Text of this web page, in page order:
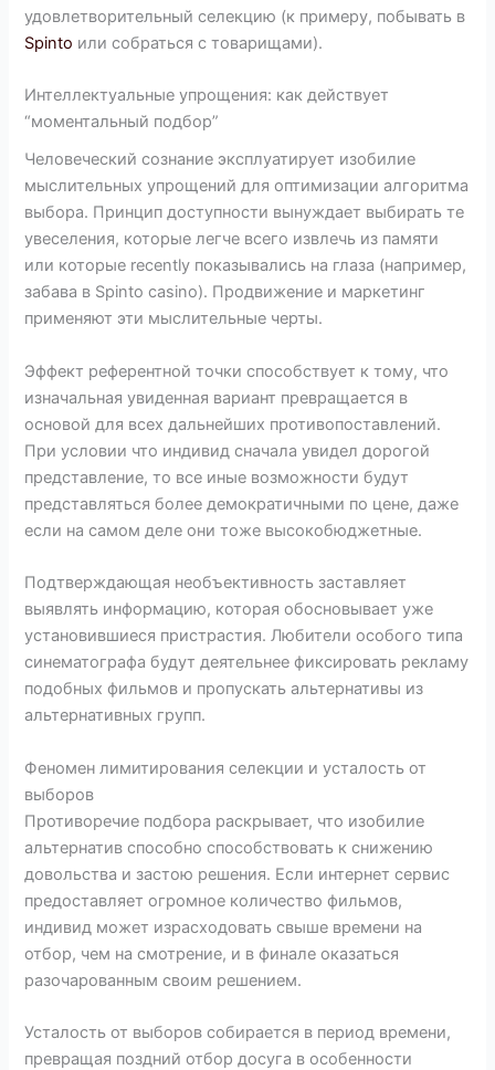
удовлетворительный селекцию (к примеру, побывать в
Spinto или собраться с товарищами).
Интеллектуальные упрощения: как действует
“моментальный подбор”
Человеческий сознание эксплуатирует изобилие
мыслительных упрощений для оптимизации алгоритма
выбора. Принцип доступности вынуждает выбирать те
увеселения, которые легче всего извлечь из памяти
или которые recently показывались на глаза (например,
забава в Spinto casino). Продвижение и маркетинг
применяют эти мыслительные черты.
Эффект референтной точки способствует к тому, что
изначальная увиденная вариант превращается в
основой для всех дальнейших противопоставлений.
При условии что индивид сначала увидел дорогой
представление, то все иные возможности будут
представляться более демократичными по цене, даже
если на самом деле они тоже высокобюджетные.
Подтверждающая необъективность заставляет
выявлять информацию, которая обосновывает уже
установившиеся пристрастия. Любители особого типа
синематографа будут деятельнее фиксировать рекламу
подобных фильмов и пропускать альтернативы из
альтернативных групп.
Феномен лимитирования селекции и усталость от
выборов
Противоречие подбора раскрывает, что изобилие
альтернатив способно способствовать к снижению
довольства и застою решения. Если интернет сервис
предоставляет огромное количество фильмов,
индивид может израсходовать свыше времени на
отбор, чем на смотрение, и в финале оказаться
разочарованным своим решением.
Усталость от выборов собирается в период времени,
превращая поздний отбор досуга в особенности